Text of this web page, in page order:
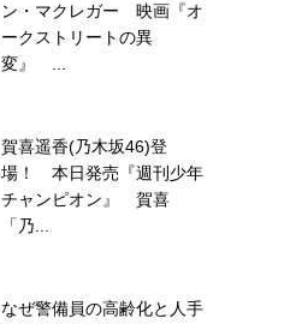
ン・マクレガー 映画『オ
ークストリートの異
変』 ...
賀喜遥香(乃木坂46)登
場！ 本日発売『週刊少年
チャンピオン』 賀喜
「乃...
なぜ警備員の高齢化と人手